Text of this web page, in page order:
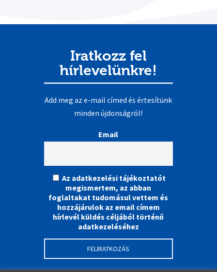
Iratkozz fel
hírlevelünkre!
Add meg az e-mail címed és értesítünk
minden újdonságról!
Email
Az adatkezelési tájékoztatót
megismertem, az abban
foglaltakat tudomásul vettem és
hozzájárulok az email címem
hírlevél küldés céljából történő
adatkezeléséhez